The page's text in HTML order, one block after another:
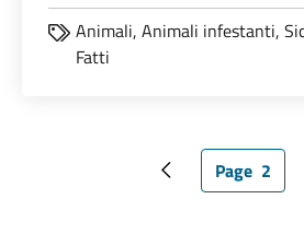
Animali, Animali infestanti,
Fatti
Pagina precedente
Pagina
Page 2